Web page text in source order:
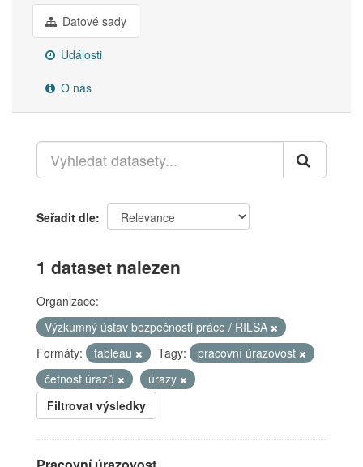
Datové sady
Události
O nás
Seřadit dle
1 dataset nalezen
Organizace:
Výzkumný ústav bezpečnosti práce / RILSA
Formáty:
tableau Tagy:
pracovní úrazovost
četnost úrazů
úrazy
Filtrovat výsledky